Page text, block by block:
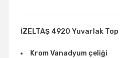
İZELTAŞ 4920 Yuvarlak
Krom Vanadyum çeliği